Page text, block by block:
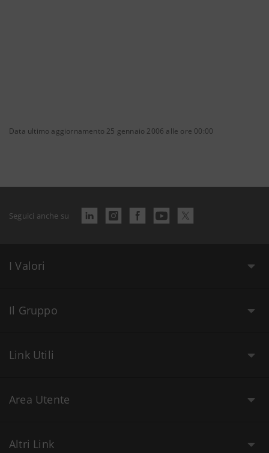
Data ultimo aggiornamento 25 gennaio 2006 alle ore 00:00
Seguici anche su
I Valori
Il Gruppo
Link Utili
Area Utente
Altri Link